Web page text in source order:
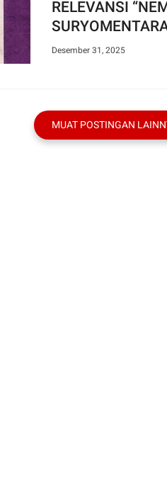
RELEVANSI
MOVEMENT”
Desember 31, 2025
MUAT POSTINGAN